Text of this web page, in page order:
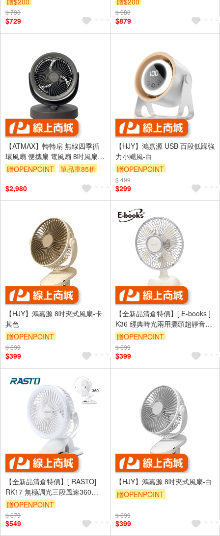
$ 790
$729
$ 980
$879
【ATMAX】轉轉扇 無線四季循
環風扇 便攜扇 電風扇 8吋風扇
空氣循環扇
贈OPENPOINT
單品享85折
$2,980
【HJY】鴻嘉源 USB 百段低躁強
力小颶風-白
贈OPENPOINT
$ 499
$299
【HJY】鴻嘉源 8吋夾式風扇-卡
其色
贈OPENPOINT
$ 699
$399
【全新品清倉特價】[ E-books ]
K36 經典時光兩用擺頭超靜音風
扇-米
贈OPENPOINT
$ 699
$399
【全新品清倉特價】[ RASTO]
RK17 無極調光三段風速360度
翻轉夾式風扇
贈OPENPOINT
$ 679
$549
【HJY】鴻嘉源 8吋夾式風扇-白
贈OPENPOINT
$ 699
$399
偏遠地區配送